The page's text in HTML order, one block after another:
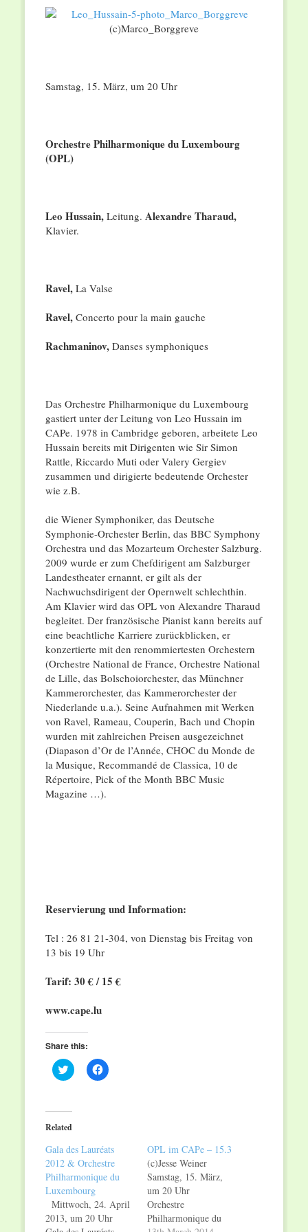
(c)Marco_Borggreve
Samstag, 15. März, um 20 Uhr
Orchestre Philharmonique du Luxembourg
(OPL)
Leo Hussain, Leitung. Alexandre Tharaud,
Klavier.
Ravel, La Valse
Ravel, Concerto pour la main gauche
Rachmaninov, Danses symphoniques
Das Orchestre Philharmonique du Luxembourg
gastiert unter der Leitung von Leo Hussain im
CAPe. 1978 in Cambridge geboren, arbeitete Leo
Hussain bereits mit Dirigenten wie Sir Simon
Rattle, Riccardo Muti oder Valery Gergiev
zusammen und dirigierte bedeutende Orchester
wie z.B.
die Wiener Symphoniker, das Deutsche
Symphonie-Orchester Berlin, das BBC Symphony
Orchestra und das Mozarteum Orchester Salzburg.
2009 wurde er zum Chefdirigent am Salzburger
Landestheater ernannt, er gilt als der
Nachwuchsdirigent der Opernwelt schlechthin.
Am Klavier wird das OPL von Alexandre Tharaud
begleitet. Der französische Pianist kann bereits auf
eine beachtliche Karriere zurückblicken, er
konzertierte mit den renommiertesten Orchestern
(Orchestre National de France, Orchestre National
de Lille, das Bolschoiorchester, das Münchner
Kammerorchester, das Kammerorchester der
Niederlande u.a.). Seine Aufnahmen mit Werken
von Ravel, Rameau, Couperin, Bach und Chopin
wurden mit zahlreichen Preisen ausgezeichnet
(Diapason d’Or de l’Année, CHOC du Monde de
la Musique, Recommandé de Classica, 10 de
Répertoire, Pick of the Month BBC Music
Magazine …).
Reservierung und Information:
Tel : 26 81 21-304, von Dienstag bis Freitag von
13 bis 19 Uhr
Tarif: 30 € / 15 €
www.cape.lu
Share this:
Click
to
(Opens
in
new
Click
to
Related
Gala des Lauréats
2012 & Orchestre
Philharmonique du
Luxembourg
Mittwoch, 24. April
2013, um 20 Uhr
OPL im CAPe – 15.3
(c)Jesse Weiner
Samstag, 15. März,
um 20 Uhr
Orchestre
Philharmonique du